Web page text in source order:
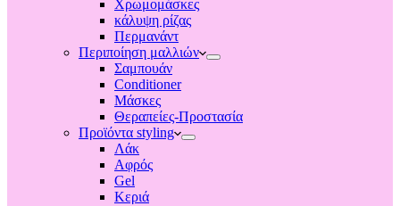
Χρωμομάσκες
κάλυψη ρίζας
Περμανάντ
Περιποίηση μαλλιών
Σαμπουάν
Conditioner
Μάσκες
Θεραπείες-Προστασία
Προϊόντα styling
Λάκ
Αφρός
Gel
Κεριά